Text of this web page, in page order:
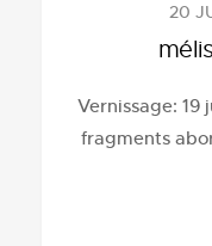
20
Vernissage: 19
fragments